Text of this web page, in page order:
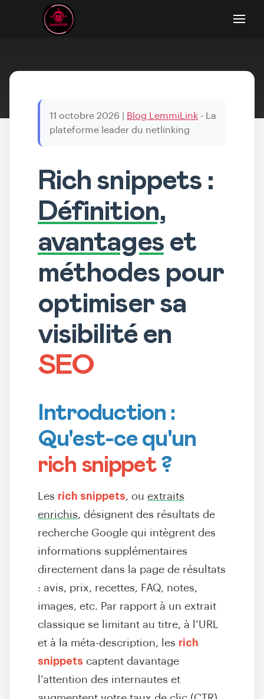
11 octobre 2026 Blog LemmiLink - La
plateforme leader du netlinking
Rich snippets :
Définition,
avantageset
méthodes pour
optimiser sa
visibilité en
SEO
Introduction :
Qu'est-ce qu'un
rich snippet?
Les rich snippets, ou extraits
enrichis, désignent des résultats de
recherche Google qui intègrent des
informations supplémentaires
directement dans la page de résultats
: avis, prix, recettes, FAQ, notes,
images, etc. Par rapport à un extrait
classique se limitant au titre, à l’URL
et à la méta-description, les rich
snippets captent davantage
l’attention des internautes et